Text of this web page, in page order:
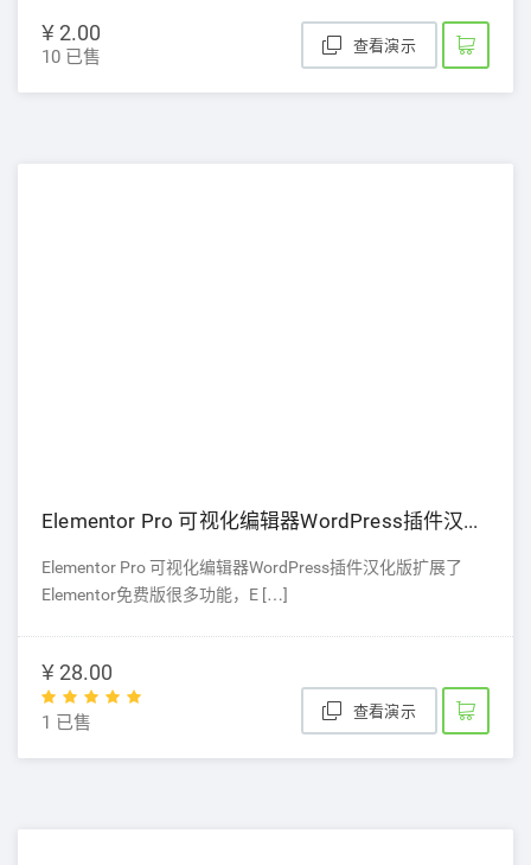
¥ 2.00
10 已售
查看演示
Elementor Pro 可视化编辑器WordPress插件汉化版
Elementor Pro 可视化编辑器WordPress插件汉化版扩展了
Elementor免费版很多功能，E […]
¥ 28.00
1 已售
查看演示